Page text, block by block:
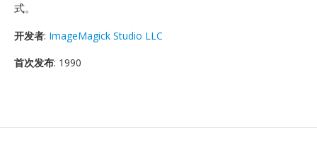
式。
开发者: ImageMagick Studio LLC
首次发布: 1990